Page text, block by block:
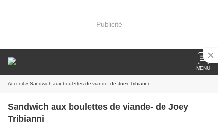
Publicité
MENU
Accueil » Sandwich aux boulettes de viande- de Joey Tribianni
Sandwich aux boulettes de viande- de Joey
Tribianni